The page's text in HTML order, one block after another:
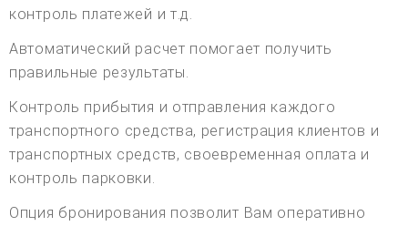
контроль платежей и т.д.
Автоматический расчет помогает получить
правильные результаты.
Контроль прибытия и отправления каждого
транспортного средства, регистрация клиентов и
транспортных средств, своевременная оплата и
контроль парковки.
Опция бронирования позволит Вам оперативно